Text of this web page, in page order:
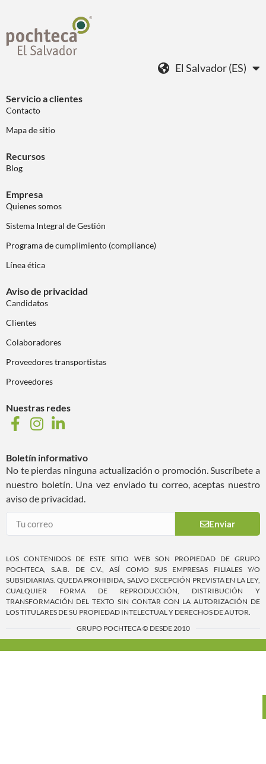
El Salvador (ES)
Servicio a clientes
Contacto
Mapa de sitio
Recursos
Blog
Empresa
Quienes somos
Sistema Integral de Gestión
Programa de cumplimiento (compliance)
Línea ética
Aviso de privacidad
Candidatos
Clientes
Colaboradores
Proveedores transportistas
Proveedores
Nuestras redes
Boletín informativo
No te pierdas ninguna actualización o promoción. Suscríbete a
nuestro boletín. Una vez enviado tu correo, aceptas nuestro
aviso de privacidad.
Enviar
LOS CONTENIDOS DE ESTE SITIO WEB SON PROPIEDAD DE GRUPO
POCHTECA, S.A.B. DE C.V., ASÍ COMO SUS EMPRESAS FILIALES Y/O
SUBSIDIARIAS. QUEDA PROHIBIDA, SALVO EXCEPCIÓN PREVISTA EN LA LEY,
CUALQUIER FORMA DE REPRODUCCIÓN, DISTRIBUCIÓN Y
TRANSFORMACIÓN DEL TEXTO SIN CONTAR CON LA AUTORIZACIÓN DE
LOS TITULARES DE SU PROPIEDAD INTELECTUAL Y DERECHOS DE AUTOR.
GRUPO POCHTECA © DESDE 2010